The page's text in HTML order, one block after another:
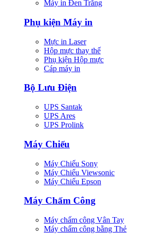
Máy in Đen Trắng
Phụ kiện Máy in
Mực in Laser
Hộp mực thay thế
Phụ kiện Hộp mực
Cáp máy in
Bộ Lưu Điện
UPS Santak
UPS Ares
UPS Prolink
Máy Chiếu
Máy Chiếu Sony
Máy Chiếu Viewsonic
Máy Chiếu Epson
Máy Chấm Công
Máy chấm công Vân Tay
Máy chấm công bằng Thẻ